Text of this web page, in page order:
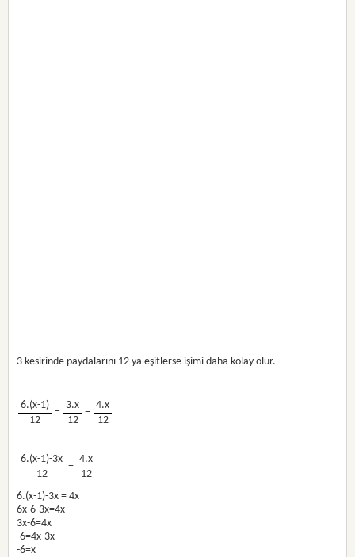
3 kesirinde paydalarını 12 ya eşitlerse işimi daha kolay olur.
6.(x-1)
12
−
3.x
12
=
4.x
12
6.(x-1)-3x
12
=
4.x
12
6.(x-1)-3x = 4x
6x-6-3x=4x
3x-6=4x
-6=4x-3x
-6=x